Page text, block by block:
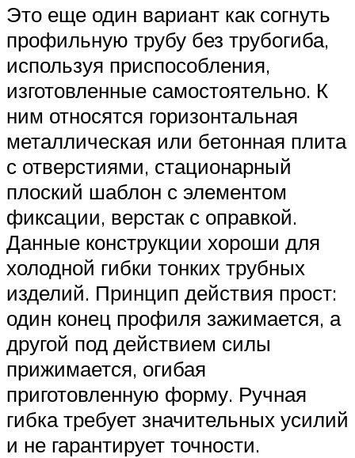
Это еще один вариант как согнуть
профильную трубу без трубогиба,
используя приспособления,
изготовленные самостоятельно. К
ним относятся горизонтальная
металлическая или бетонная плита
с отверстиями, стационарный
плоский шаблон с элементом
фиксации, верстак с оправкой.
Данные конструкции хороши для
холодной гибки тонких трубных
изделий. Принцип действия прост:
один конец профиля зажимается, а
другой под действием силы
прижимается, огибая
приготовленную форму. Ручная
гибка требует значительных усилий
и не гарантирует точности.